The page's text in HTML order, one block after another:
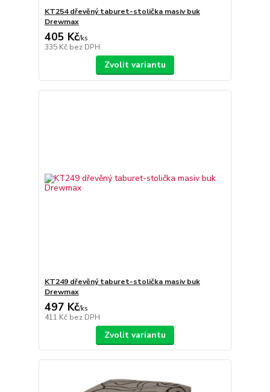
KT254 dřevěný taburet-stolička masiv buk
Drewmax
405 Kč/ks
335 Kč bez DPH
Zvolit variantu
KT249 dřevěný taburet-stolička masiv buk
Drewmax
497 Kč/ks
411 Kč bez DPH
Zvolit variantu